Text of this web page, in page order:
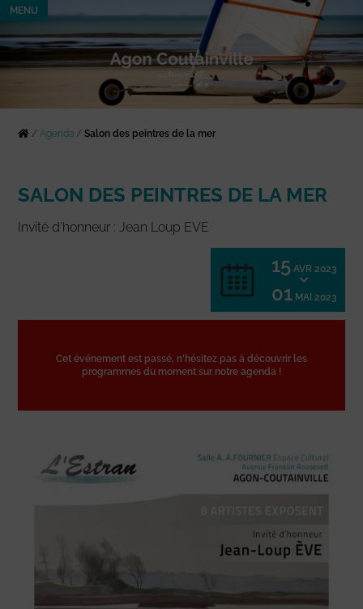
MENU
/Agenda /Salon des peintres de la mer
SALON DES PEINTRES DE LA MER
Invité d’honneur : Jean Loup EVE
15 AVR 2023
01 MAI 2023
Cet événement est passé, n'hésitez pas à découvrir les
programmes du moment sur notre agenda !